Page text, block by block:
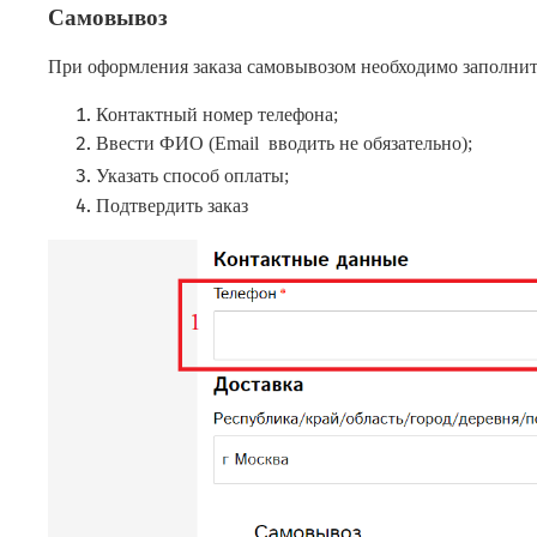
Самовывоз
При оформления заказа самовывозом необходимо
Контактный номер телефона;
Ввести ФИО (Email вводить не обязательно);
Указать способ оплаты;
Подтвердить заказ